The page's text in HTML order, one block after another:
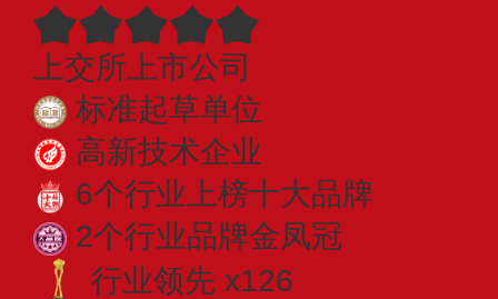
上交所上市公司
标准起草单位
高新技术企业
6个行业上榜十大品牌
2个行业品牌金凤冠
行业领先 x126